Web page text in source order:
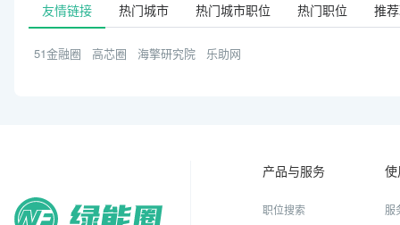
友情链接 热门城市 热门城市职位 热门职位 推
51金融圈 高芯圈 海擎研究院 乐助网
产品与服务
职位搜索
服